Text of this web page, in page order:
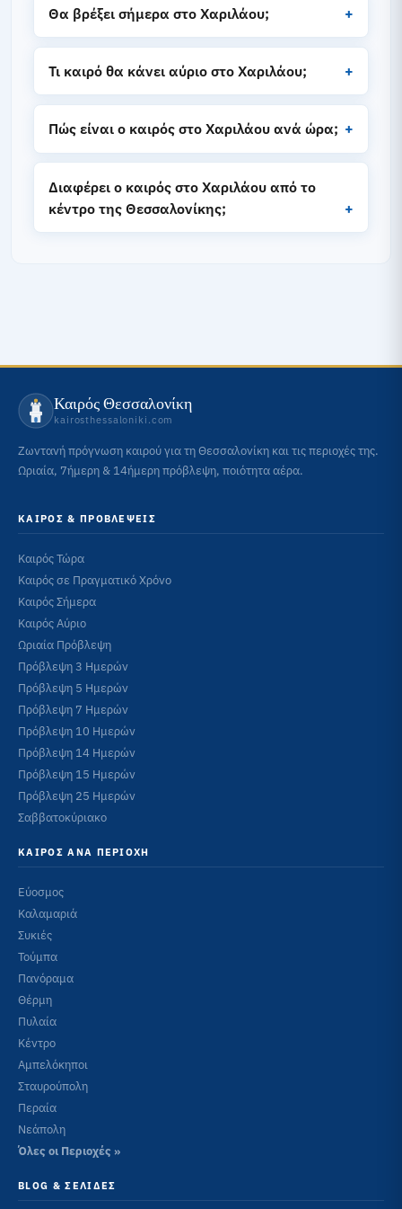
Θα βρέξει σήμερα στο Χαριλάου;
Τι καιρό θα κάνει αύριο στο Χαριλάου;
Πώς είναι ο καιρός στο Χαριλάου ανά ώρα;
Διαφέρει ο καιρός στο Χαριλάου από το
κέντρο της Θεσσαλονίκης;
Καιρός Θεσσαλονίκη
kairosthessaloniki.com
Ζωντανή πρόγνωση καιρού για τη Θεσσαλονίκη και τις περιοχές της.
Ωριαία, 7ήμερη & 14ήμερη πρόβλεψη, ποιότητα αέρα.
ΚΑΙΡΌΣ & ΠΡΟΒΛΈΨΕΙΣ
Καιρός Τώρα
Καιρός σε Πραγματικό Χρόνο
Καιρός Σήμερα
Καιρός Αύριο
Ωριαία Πρόβλεψη
Πρόβλεψη 3 Ημερών
Πρόβλεψη 5 Ημερών
Πρόβλεψη 7 Ημερών
Πρόβλεψη 10 Ημερών
Πρόβλεψη 14 Ημερών
Πρόβλεψη 15 Ημερών
Πρόβλεψη 25 Ημερών
Σαββατοκύριακο
ΚΑΙΡΌΣ ΑΝΆ ΠΕΡΙΟΧΉ
Εύοσμος
Καλαμαριά
Συκιές
Τούμπα
Πανόραμα
Θέρμη
Πυλαία
Κέντρο
Αμπελόκηποι
Σταυρούπολη
Περαία
Νεάπολη
Όλες οι Περιοχές »
BLOG & ΣΕΛΊΔΕΣ